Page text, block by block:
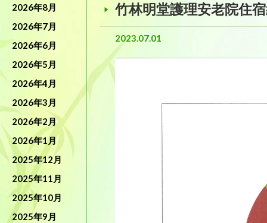
2026年8月
2026年7月
2026年6月
2026年5月
2026年4月
2026年3月
2026年2月
2026年1月
2025年12月
2025年11月
2025年10月
2025年9月
竹林明堂護理安老院住
2023.07.01